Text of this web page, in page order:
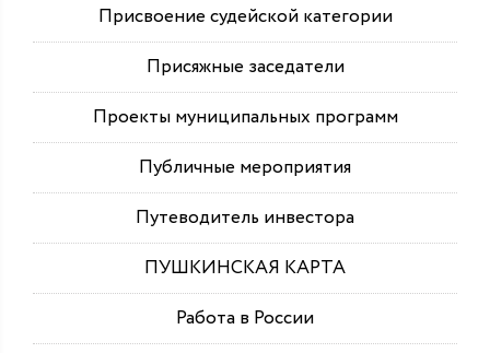
Присвоение судейской категории
Присяжные заседатели
Проекты муниципальных программ
Публичные мероприятия
Путеводитель инвестора
ПУШКИНСКАЯ КАРТА
Работа в России